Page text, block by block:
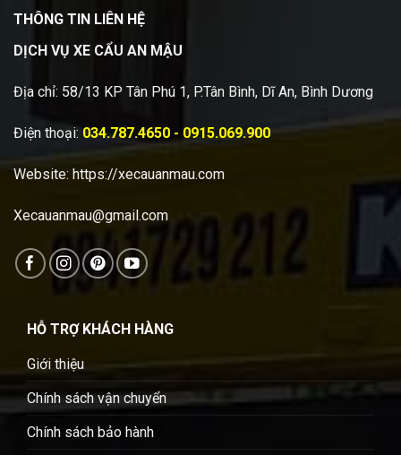
THÔNG TIN LIÊN HỆ
DỊCH VỤ XE CẨU AN MẬU
Địa chỉ: 58/13 KP Tân Phú 1, P.Tân Bình, Dĩ An, Bình Dương
Điện thoại: 034.787.4650 - 0915.069.900
Website: https://xecauanmau.com
Xecauanmau@gmail.com
HỖ TRỢ KHÁCH HÀNG
Giới thiệu
Chính sách vận chuyển
Chính sách bảo hành